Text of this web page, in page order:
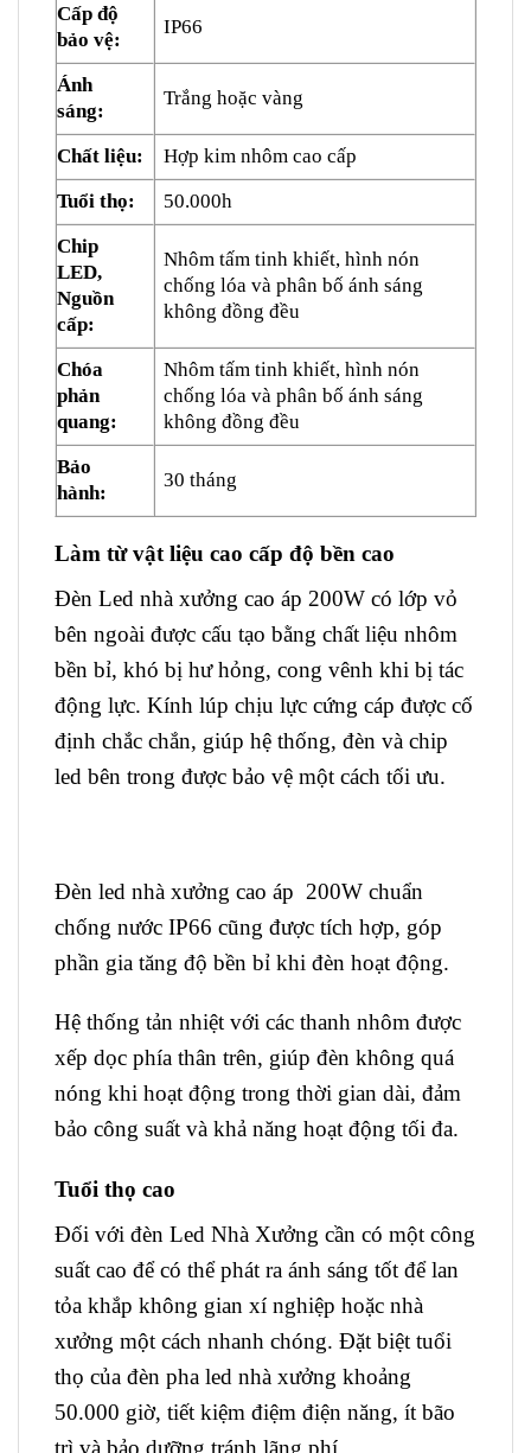
Cấp độ
bảo vệ:
IP66
Ánh
sáng:
Trắng hoặc vàng
Chất liệu:
Hợp kim nhôm cao cấp
Tuổi thọ:
50.000h
Chip
LED,
Nguồn
cấp:
Nhôm tấm tinh khiết, hình nón
chống lóa và phân bố ánh sáng
không đồng đều
Chóa
phản
quang:
Nhôm tấm tinh khiết, hình nón
chống lóa và phân bố ánh sáng
không đồng đều
Bảo
hành:
30 tháng
Làm từ vật liệu cao cấp độ bền cao
Đèn Led nhà xưởng cao áp 200W có lớp vỏ
bên ngoài được cấu tạo bằng chất liệu nhôm
bền bỉ, khó bị hư hỏng, cong vênh khi bị tác
động lực. Kính lúp chịu lực cứng cáp được cố
định chắc chắn, giúp hệ thống, đèn và chip
led bên trong được bảo vệ một cách tối ưu.
Đèn led nhà xưởng cao áp 200W chuẩn
chống nước IP66 cũng được tích hợp, góp
phần gia tăng độ bền bỉ khi đèn hoạt động.
Hệ thống tản nhiệt với các thanh nhôm được
xếp dọc phía thân trên, giúp đèn không quá
nóng khi hoạt động trong thời gian dài, đảm
bảo công suất và khả năng hoạt động tối đa.
Tuổi thọ cao
Đối với đèn Led Nhà Xưởng cần có một công
suất cao để có thể phát ra ánh sáng tốt để lan
tỏa khắp không gian xí nghiệp hoặc nhà
xưởng một cách nhanh chóng. Đặt biệt tuổi
thọ của đèn pha led nhà xưởng khoảng
50.000 giờ, tiết kiệm điệm điện năng, ít bão
trì và bảo dưỡng tránh lãng phí.